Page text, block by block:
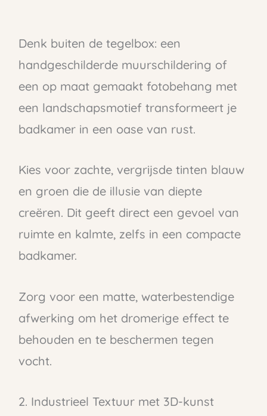
Denk buiten de tegelbox: een
handgeschilderde muurschildering of
een op maat gemaakt fotobehang met
een landschapsmotief transformeert je
badkamer in een oase van rust.
Kies voor zachte, vergrijsde tinten blauw
en groen die de illusie van diepte
creëren. Dit geeft direct een gevoel van
ruimte en kalmte, zelfs in een compacte
badkamer.
Zorg voor een matte, waterbestendige
afwerking om het dromerige effect te
behouden en te beschermen tegen
vocht.
2. Industrieel Textuur met 3D-kunst